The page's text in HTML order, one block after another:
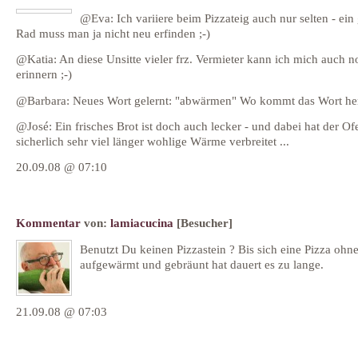
@Eva: Ich variiere beim Pizzateig auch nur selten - ein
Rad muss man ja nicht neu erfinden ;-)
@Katia: An diese Unsitte vieler frz. Vermieter kann ich mich auch
erinnern ;-)
@Barbara: Neues Wort gelernt: "abwärmen" Wo kommt das Wort
@José: Ein frisches Brot ist doch auch lecker - und dabei hat der
sicherlich sehr viel länger wohlige Wärme verbreitet ...
20.09.08 @ 07:10
Kommentar von: lamiacucina [Besucher]
Benutzt Du keinen Pizzastein ? Bis sich eine Pizza
aufgewärmt und gebräunt hat dauert es zu lange.
21.09.08 @ 07:03